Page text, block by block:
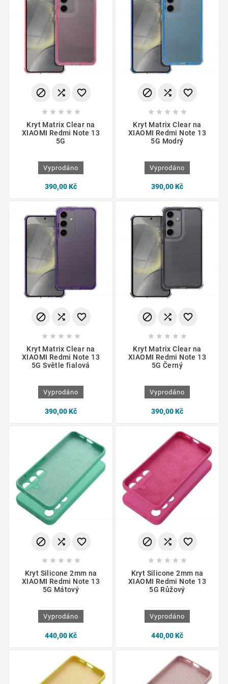
  
    
Kryt Matrix Clear na
XIAOMI Redmi Note 13
5G
Vyprodáno
390,00 Kč
  
    
Kryt Matrix Clear na
XIAOMI Redmi Note 13
5G Modrý
Vyprodáno
390,00 Kč
  
    
Kryt Matrix Clear na
XIAOMI Redmi Note 13
5G Světle fialová
Vyprodáno
390,00 Kč
  
    
Kryt Matrix Clear na
XIAOMI Redmi Note 13
5G Černý
Vyprodáno
390,00 Kč
  
    
Kryt Silicone 2mm na
XIAOMI Redmi Note 13
5G Mátový
Vyprodáno
440,00 Kč
  
    
Kryt Silicone 2mm na
XIAOMI Redmi Note 13
5G Růžový
Vyprodáno
440,00 Kč